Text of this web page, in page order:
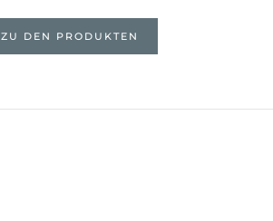
ZU DEN PRODUKTEN